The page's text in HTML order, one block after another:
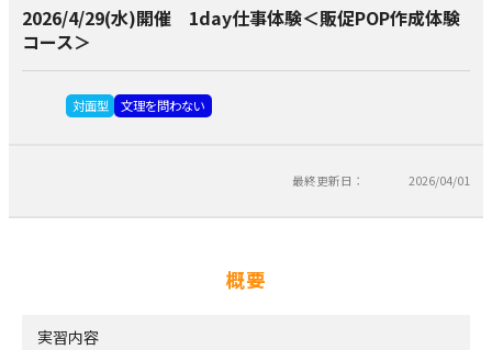
2026/4/29(水)開催 1day仕事体験＜販促POP作成体験
コース＞
対面型 文理を問わない
最終更新日： 2026/04/01
概要
実習内容